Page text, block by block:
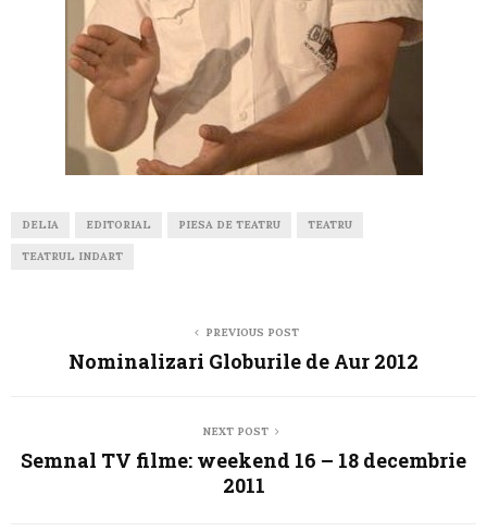
DELIA EDITORIAL PIESA DE TEATRU TEATRU
TEATRUL INDART
PREVIOUS POST
Nominalizari Globurile de Aur 2012
NEXT POST
Semnal TV filme: weekend 16 – 18 decembrie
2011